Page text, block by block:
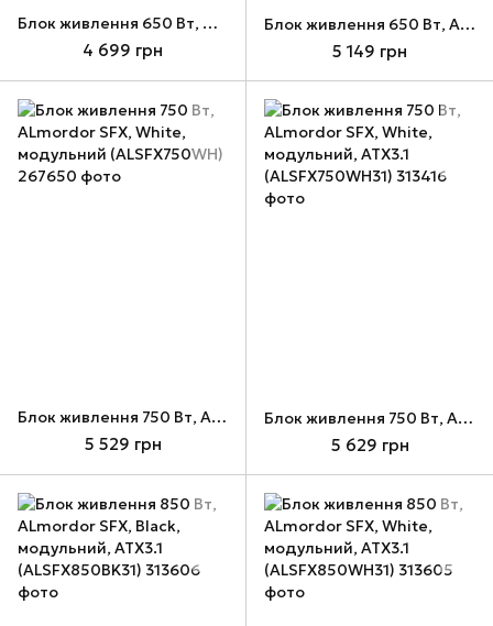
Блок живлення 650 Вт, ALmordor SFX, Black, модульний (ALSFX650BK)
4 699 грн
Блок живлення 650 Вт, ALmordor SFX, White, модульний (ALSFX650WH)
5 149 грн
Блок живлення 750 Вт, ALmordor SFX, White, модульний (ALSFX750WH)
5 529 грн
Блок живлення 750 Вт, ALmordor SFX, White, модульний, ATX3.1 (ALSFX750WH31)
5 629 грн